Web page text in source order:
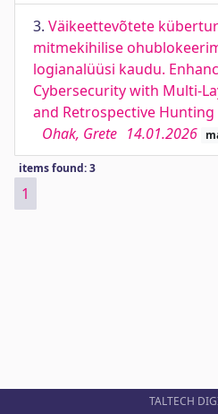
3. Väikeettevõtete
mitmekihilise
logianalüüsi kaudu.
Cybersecurity with Multi-
and Retrospective Hunting
Ohak, Grete 14.01.2026
items found: 3
1
TALTECH